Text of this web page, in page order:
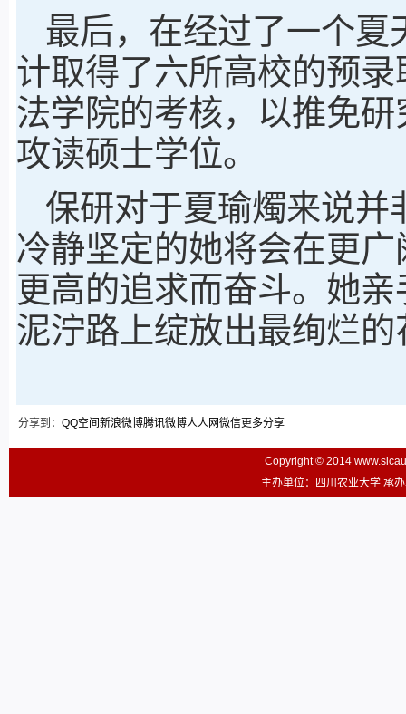
最后，在经过了一个夏
计取得了六所高校的预
法学院的考核，以推免
攻读硕士学位。
保研对于夏瑜燭来说并
冷静坚定的她将会在更
更高的追求而奋斗。她
泥泞路上绽放出最绚烂的
分享到： QQ空间 新浪微博腾讯微博人人网微信更多分享
Copyright © 2014
主办单位：四川农业大学 承